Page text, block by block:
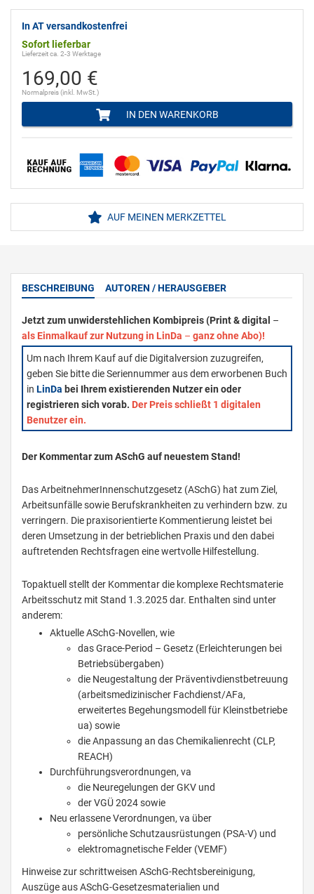
In AT versandkostenfrei
Sofort lieferbar
Lieferzeit ca. 2-3 Werktage
169,00 €
Normalpreis (inkl. MwSt.)
IN DEN WARENKORB
AUF MEINEN MERKZETTEL
BESCHREIBUNG AUTOREN / HERAUSGEBER
Jetzt zum unwiderstehlichen Kombipreis (Print & digital –
als Einmalkauf zur Nutzung in LinDa – ganz ohne Abo)!
Um nach Ihrem Kauf auf die Digitalversion zuzugreifen,
geben Sie bitte die Seriennummer aus dem erworbenen Buch
in LinDa bei Ihrem existierenden Nutzer ein oder
registrieren sich vorab. Der Preis schließt 1 digitalen
Benutzer ein.
Der Kommentar zum ASchG auf neuestem Stand!
Das ArbeitnehmerInnenschutzgesetz (ASchG) hat zum Ziel,
Arbeitsunfälle sowie Berufskrankheiten zu verhindern bzw. zu
verringern. Die praxisorientierte Kommentierung leistet bei
deren Umsetzung in der betrieblichen Praxis und den dabei
auftretenden Rechtsfragen eine wertvolle Hilfestellung.
Topaktuell stellt der Kommentar die komplexe Rechtsmaterie
Arbeitsschutz mit Stand 1.3.2025 dar. Enthalten sind unter
anderem:
Aktuelle ASchG-Novellen, wie
das Grace-Period – Gesetz (Erleichterungen bei
Betriebsübergaben)
die Neugestaltung der Präventivdienstbetreuung
(arbeitsmedizinischer Fachdienst/AFa,
erweitertes Begehungsmodell für Kleinstbetriebe
ua) sowie
die Anpassung an das Chemikalienrecht (CLP,
REACH)
Durchführungsverordnungen, va
die Neuregelungen der GKV und
der VGÜ 2024 sowie
Neu erlassene Verordnungen, va über
persönliche Schutzausrüstungen (PSA-V) und
elektromagnetische Felder (VEMF)
Hinweise zur schrittweisen ASchG-Rechtsbereinigung,
Auszüge aus ASchG-Gesetzesmaterialien und